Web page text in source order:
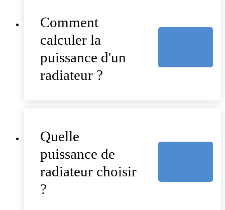
Comment
calculer la
puissance d'un
radiateur ?
Quelle
puissance de
radiateur choisir
?